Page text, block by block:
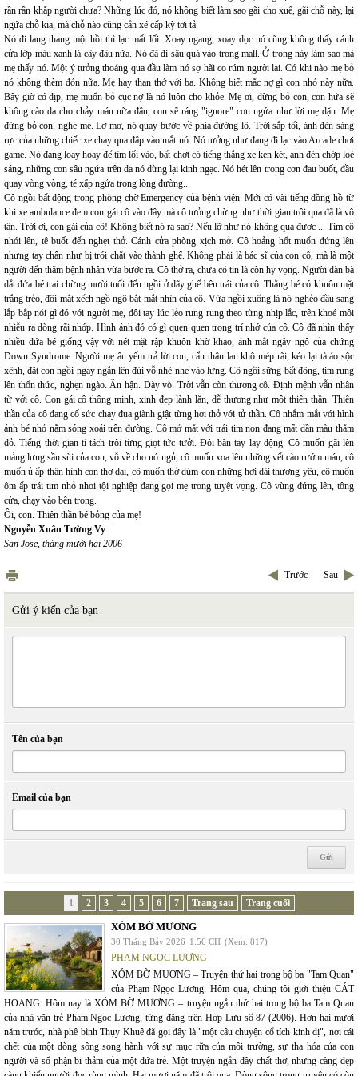
rần rần khắp người chưa? Những lúc đó, nó không biết làm sao gãi cho xuể, gãi chỗ này, lại
ngứa chỗ kia, mà chỗ nào cũng cắn xé cấp kỳ tơi tả.
Nó đi lang thang một hồi thì lạc mất lối. Xoay ngang, xoay dọc nó cũng không thấy cánh
cửa lớp màu xanh lá cây đâu nữa. Nó đã đi sâu quá vào trong mall. Ở trong này làm sao mà
mẹ thấy nó. Một ý tưởng thoáng qua đầu làm nó sợ hãi co rúm người lại. Có khi nào mẹ bỏ
nó không thèm đón nữa. Mẹ hay than thở với ba. Không biết mắc nợ gì con nhỏ này nữa.
Bây giờ có dịp, mẹ muốn bỏ cục nợ là nó luôn cho khỏe. Mẹ ơi, đừng bỏ con, con hứa sẽ
không cào da cho chảy máu nữa đâu, con sẽ ráng "ignore" cơn ngứa như lời mẹ dặn. Mẹ
đừng bỏ con, nghe mẹ. Lơ mơ, nó quay bước về phía đường lộ. Trời sắp tối, ánh đèn sáng
rực của những chiếc xe chạy qua đập vào mắt nó. Nó tưởng như đang đi lạc vào Arcade chơi
game. Nó đang loay hoay để tìm lối vào, bất chợt có tiếng thắng xe ken két, ánh đèn chớp loé
sáng, những con sâu ngứa trên da nó dừng lại kinh ngạc. Nó hét lên trong cơn đau buốt, đầu
quay vòng vòng, té xấp ngửa trong lòng đường...
Cô ngồi bất động trong phòng chờ Emergency của bệnh viện. Mới có vài tiếng đồng hồ từ
khi xe ambulance đem con gái cô vào đây mà cô tưởng chừng như thời gian trôi qua đã là vô
tận. Trời ơi, con gái của cô! Không biết nó ra sao? Nếu lỡ như nó không qua được ... Tim cô
nhói lên, tê buốt đến nghẹt thở. Cánh cửa phòng xịch mở. Cô hoảng hốt muốn đứng lên
nhưng tay chân như bị trói chặt vào thành ghế. Không phải là bác sĩ của con cô, mà là một
người đến thăm bệnh nhân vừa bước ra. Cô thở ra, chưa có tin là còn hy vọng. Người đàn bà
dắt đứa bé trai chừng mười tuổi đến ngồi ở dãy ghế bên trái của cô. Thằng bé có khuôn mặt
trắng trẻo, đôi mắt xếch ngồ ngộ bắt mắt nhìn của cô. Vừa ngồi xuống là nó nghẻo đầu sang
lắp bắp nói gì đó với người mẹ, đôi tay lúc lẻo rung rung theo từng nhịp lắc, trên khoé môi
nhiễu ra dòng rãi nhớp. Hình ảnh đó có gì quen quen trong trí nhớ của cô. Cô đã nhìn thấy
nhiều đứa bé giống vậy với nét mặt rập khuôn khờ khạo, ánh mắt ngây ngô của chứng
Down Syndrome. Người mẹ âu yếm trả lời con, cẩn thận lau khô mép rãi, kéo lại tà áo sộc
xệnh, đặt con ngồi ngay ngắn lên đùi vỗ nhè nhẹ vào lưng. Cô ngồi sững bất động, tim rung
lên thổn thức, nghẹn ngào. Ân hận. Dày vò. Trời vẫn còn thương cô. Định mệnh vẫn nhân
từ với cô. Con gái cô thông minh, xinh đẹp lành lặn, dễ thương như một thiên thần. Thiên
thần của cô đang cố sức chạy đua giành giật từng hơi thở với tử thần. Cô nhắm mắt với hình
ảnh bé nhỏ nằm sóng xoải trên đường. Cô mở mắt với trái tim non đang mất dần màu thắm
đỏ. Tiếng thời gian tí tách trôi từng giọt tức tưởi. Đôi bàn tay lay động. Cô muốn gãi lên
mảng lưng sần sùi của con, vỗ về cho nó ngủ, cô muốn xoa lên những vết cào rướm máu, cô
muốn ủ ấp thân hình con thơ dại, cô muốn thở dùm con những hơi dài thương yêu, cô muốn
ôm ấp trái tim nhỏ nhoi tội nghiệp đang gọi mẹ trong tuyệt vọng. Cô vùng đứng lên, tông
cửa, chạy vào bên trong.
Ôi, con. Thiên thần bé bỏng của mẹ!
Nguyễn Xuân Tường Vy
San Jose, tháng mười hai 2006
Trước Sau
Gửi ý kiến của bạn
Tên của bạn
Email của bạn
1 2 3 4 5 6 7 Trang sau Trang cuối
XÓM BỜ MƯƠNG
30 Tháng Bảy 2026 1:56 CH (Xem: 817)
PHẠM NGỌC LƯƠNG
XÓM BỜ MƯƠNG – Truyện thứ hai trong bộ ba "Tam Quan"
của Phạm Ngọc Lương. Hôm qua, chúng tôi giới thiệu CÁT
HOANG. Hôm nay là XÓM BỜ MƯƠNG – truyện ngắn thứ hai trong bộ ba Tam Quan
của nhà văn trẻ Phạm Ngọc Lương, từng đăng trên Hợp Lưu số 87 (2006). Hơn hai mươi
năm trước, nhà phê bình Thụy Khuê đã gọi đây là "một câu chuyện cổ tích kinh dị", nơi cái
chết của một dòng sông song hành với sự mục rữa của môi trường, sự tha hóa của con
người và số phận bi thảm của một đứa trẻ. Một truyện ngắn đầy chất thơ, nhưng càng đẹp